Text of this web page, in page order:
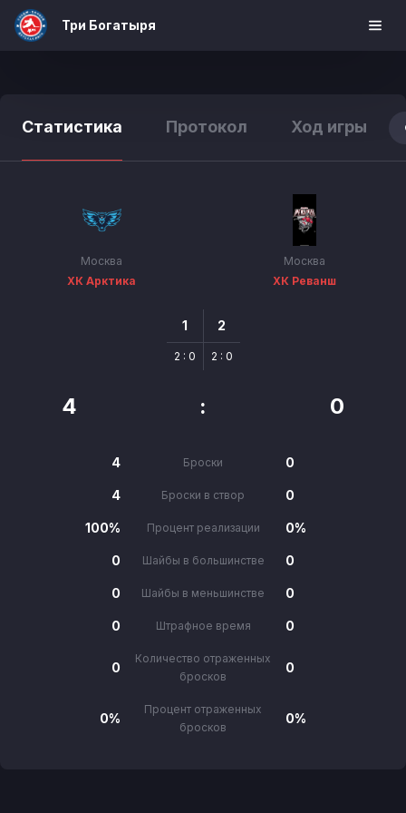
Три Богатыря
Статистика Протокол Ход игры
Москва
ХК Арктика
Москва
ХК Реванш
1
2 : 0
2
2 : 0
4 : 0
4 Броски 0
4 Броски в створ 0
100% Процент реализации 0%
0 Шайбы в большинстве 0
0 Шайбы в меньшинстве 0
0 Штрафное время 0
0
Количество отраженных
бросков
0
0%
Процент отраженных
бросков
0%